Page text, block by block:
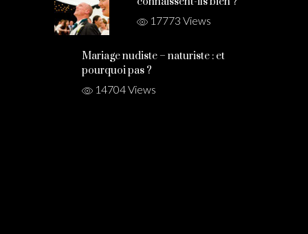
17773 Views
Mariage nudiste – naturiste : et
pourquoi pas ?
14704 Views